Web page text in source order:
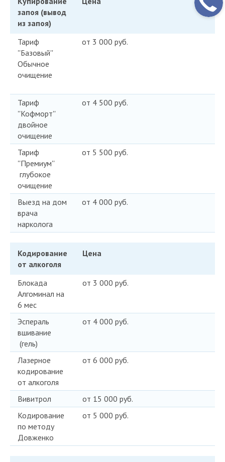
запоя (вывод
из запоя)
Тариф
''Базовый''
Обычное
очищение
от 3 000 руб.
Тариф
''Кофморт''
двойное
очищение
от 4 500 руб.
Тариф
''Премиум''
глубокое
очищение
от 5 500 руб.
Выезд на дом
врача
нарколога
от 4 000 руб.
Кодирование
от алкоголя
Цена
Блокада
Алгоминал на
6 мес
от 3 000 руб.
Эспераль
вшивание
(гель)
от 4 000 руб.
Лазерное
кодирование
от алкоголя
от 6 000 руб.
Вивитрол
от 15 000 руб.
Кодирование
по методу
Довженко
от 5 000 руб.